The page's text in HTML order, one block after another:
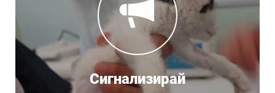
Сигнализирай